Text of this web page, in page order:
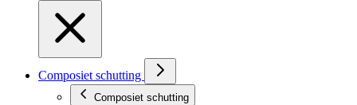
Composiet schutting
Composiet schutting